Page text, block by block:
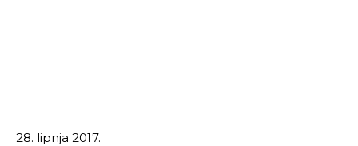
28. lipnja 2017.